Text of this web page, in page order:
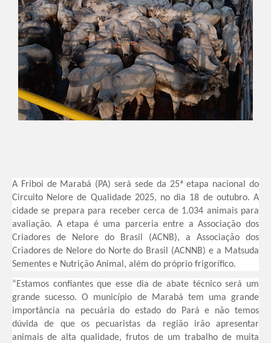
A Friboi de Marabá (PA) será sede da 25ª etapa nacional do
Circuito Nelore de Qualidade 2025, no dia 18 de outubro. A
cidade se prepara para receber cerca de 1.034 animais para
avaliação. A etapa é uma parceria entre a Associação dos
Criadores de Nelore do Brasil (ACNB), a Associação dos
Criadores de Nelore do Norte do Brasil (ACNNB) e a Matsuda
Sementes e Nutrição Animal, além do próprio frigorífico.
“Estamos confiantes que esse dia de abate técnico será um
grande sucesso. O município de Marabá tem uma grande
importância na pecuária do estado do Pará e não temos
dúvida de que os pecuaristas da região irão apresentar
animais de alta qualidade, frutos de um trabalho de muita